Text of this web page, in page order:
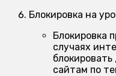
Блокировка на
Блокировка
случаях
сайтам по